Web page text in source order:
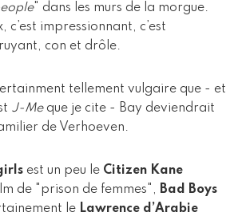
" dans les murs de la morgue.
c’est impressionnant, c’est
con et drôle.
tellement vulgaire que - et
J-Meque je cite - Bay deviendrait
de Verhoeven.
est un peu le Citizen Kane
de "prison de femmes", Bad Boys
le Lawrence d’Arabie